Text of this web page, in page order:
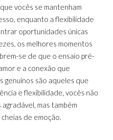
vocês se mantenham
enquanto a flexibilidade
oportunidades únicas
os melhores momentos
se de que o ensaio pré-
e a conexão que
genuínos são aqueles que
e flexibilidade, vocês não
mas também
de emoção.